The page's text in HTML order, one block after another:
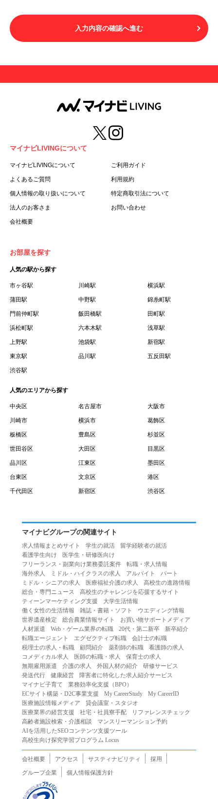
LIVINGご契約にあたり取得する個人情報の取り扱いについ
て」の内容をすべて承諾したものとみなされます。不承諾
の意思表示は、本サービスを利用しないことをもってのみ
用することはできません。
第３条（用語の定義）
１.「本サ―ビス」とは、第１章第１条で規定する当社が運
営するマイナビLIVINGを意味します。
２.「利用者」とは、第１章第２条に規定する本サービスを
利用する個人を意味します。
３.「本サイト」とは、当社が運営する本サービスに関する
ます。
５.「会員」とは、第２章第１条に基づき会員登録が完了し
た個人を意味します。
録した情報、本サービス利用中に当社が登録を求めた情報
った場合の当該情報を意味します。
７.「本会員制度」とは、会員による本サービスの利用の促
進を目的とした会員制度を意味します。
借契約書およびオプション注文書を意味します。
９.「契約期間開始日」とは、定期建物賃貸借契約（以下
「賃貸借契約」と言います）の開始日のことで、利用者の
賃借権が発生する日を意味します。
するために、選んだ物件を保留することを意味します。
１１.「予約情報」とは、物件を予約するために必要な当社
所定の情報を意味します。物件情報や期間、オプション等
１２.「キャンセル」とは、賃貸借契約締結後から契約期間
開始日前までに、利用者が賃貸借契約を解除することを意
味します。
１３.「中途解約」とは、賃貸借契約期間の途中で、利用者
１.利用者は、本サービスを利用する上で次の各号に定める
とします。
（１）重複、虚偽の情報、または自己以外の情報を登録す
る行為
（２）第三者になりすまして本サービスを利用する行為
（３）当社または第三者の著作権等の知的財産権、プライ
バシー、その他の権利を侵害する行為
（４）当社または第三者を誹謗中傷する行為
（５）当社または第三者に不利益を与える行為
（６）営利を目的とした行為
（７）政治・選挙・宗教活動またはそれらに類する行為
（８）本サービスの運営を妨害する行為
（９）法令違反、犯罪行為、または公序良俗に反する行為
（１０）暴力的な要求行為、または法的な責任を超えた不
当な要求行為
（１１）その他当社が不適切であると判断する行為
２.当社は、前項の定めに該当する行為を行った利用者に対
の提供を停止または中断することができるものとします。
第５条（免責）
１.当社は、本サービスの利用（これらに伴う当社または第
三者の情報提供行為等を含みます）により、利用者に生じ
入力内容の確認へ進む
マイナビLIVINGについて
マイナビLIVINGについて ご利用ガイド
よくあるご質問 利用規約
個人情報の取り扱いについて 特定商取引法について
法人のお客さま お問い合わせ
会社概要
お部屋を探す
人気の駅から探す
市ヶ谷駅 川崎駅 横浜駅
蒲田駅 中野駅 錦糸町駅
門前仲町駅 飯田橋駅 田町駅
浜松町駅 六本木駅 浅草駅
上野駅 池袋駅 新宿駅
東京駅 品川駅 五反田駅
渋谷駅
人気のエリアから探す
中央区 名古屋市 大阪市
川崎市 横浜市 葛飾区
板橋区 豊島区 杉並区
世田谷区 大田区 目黒区
品川区 江東区 墨田区
台東区 文京区 港区
千代田区 新宿区 渋谷区
マイナビグループの関連サイト
求人情報まとめサイト 学生の就活
留学経験者の就活
看護学生向け
医学生・研修医向け
フリーランス・副業向け業務委託案件
転職・求人情報
海外求人
ミドル・ハイクラスの求人 アルバイト
パート
ミドル・シニアの求人
医療福祉介護の求人
高校生の進路情報
総合・専門ニュース
高校生のチャレンジを応援するサイト
ティーンマーケティング支援
大学生活情報
働く女性の生活情報
雑誌・書籍・ソフト
ウエディング情報
世界遺産検定
総合農業情報サイト
お買い物サポートメディア
人材派遣
Web・ゲーム業界の転職 20代・第二新卒
新卒紹介
転職エージェント
エグゼクティブ転職
会計士の転職
税理士の求人・転職
顧問紹介 薬剤師の転職
看護師の求人
コメディカル求人
医師の転職・求人
保育士の求人
無期雇用派遣
介護の求人 外国人材の紹介
研修サービス
発送代行
健康経営
障害者に特化した求人紹介サービス
マイナビ子育て
業務効率化支援（BPO）
ECサイト構築・D2C事業支援
My CareerStudy
My CareerID
医療施設情報メディア
貸会議室・スタジオ
医療業界の経営支援
社宅・社員寮手配
リファレンスチェック
高齢者施設検索・介護相談
マンスリーマンション予約
AIを活用したSEOコンテンツ支援ツール
高校生向け探究学習プログラム Locus
会社概要 アクセス サスティナビリティ
採用
グループ企業
個人情報保護方針